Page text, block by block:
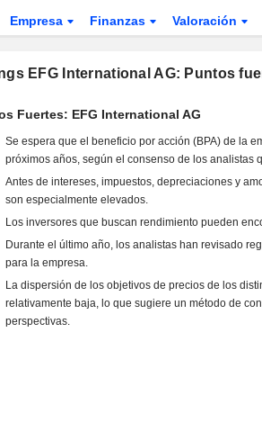
Empresa Finanzas Valoración
EFG International AG: Puntos
Fuertes: EFG International AG
Se espera que el beneficio por acción (BPA) de la
próximos años, según el consenso de los analistas
Antes de intereses, impuestos, depreciaciones y
son especialmente elevados.
Los inversores que buscan rendimiento pueden
Durante el último año, los analistas han revisado
para la empresa.
La dispersión de los objetivos de precios de los
relativamente baja, lo que sugiere un método de
perspectivas.